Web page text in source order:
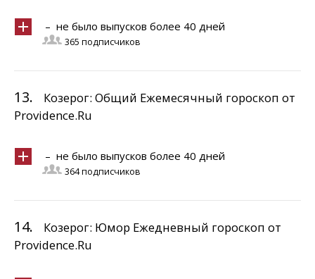
– не было выпусков более 40 дней
365 подписчиков
13.
Козерог: Общий Ежемесячный гороскоп от
Providence.Ru
– не было выпусков более 40 дней
364 подписчиков
14.
Козерог: Юмор Ежедневный гороскоп от
Providence.Ru